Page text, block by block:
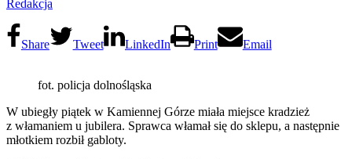
Redakcja
Share Tweet LinkedIn Print Email
fot. policja dolnośląska
W ubiegły piątek w Kamiennej Górze miała miejsce kradzież
z włamaniem u jubilera. Sprawca włamał się do sklepu, a następnie
młotkiem rozbił gabloty.